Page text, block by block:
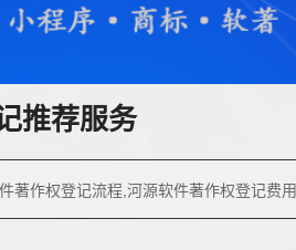
推荐服务
著作权登记流程,河源软件著作权登记费用